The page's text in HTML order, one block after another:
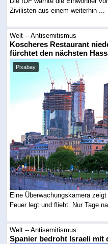
Zivilisten aus einem weiterhin ...
Welt -- Antisemitismus
Koscheres Restaurant
fürchtet den nächsten
Pixabay
Eine Überwachungskamera
Feuer legt und flieht. Nur Tage
Welt -- Antisemitismus
Spanier bedroht Israeli mit